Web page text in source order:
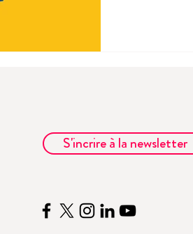
S'incrire à la newsletter